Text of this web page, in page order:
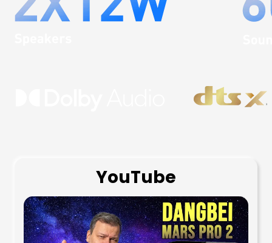
YouTube